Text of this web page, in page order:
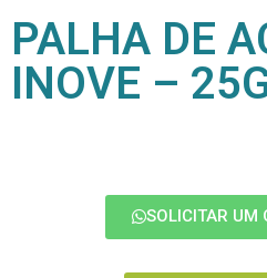
PALHA DE
INOVE –
SOLICITAR UM